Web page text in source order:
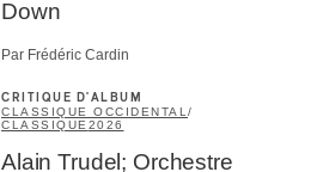
Down
Par Frédéric Cardin
CRITIQUE D'ALBUM
CLASSIQUE OCCIDENTAL /
CLASSIQUE 2026
Alain Trudel; Orchestre